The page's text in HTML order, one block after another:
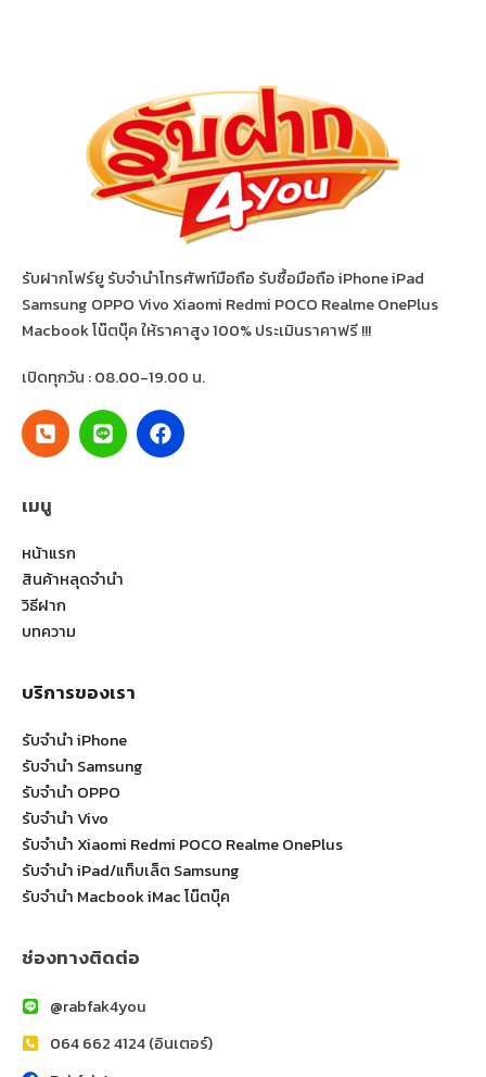
รับฝากโฟร์ยู รับจำนำโทรศัพท์มือถือ รับซื้อมือถือ iPhone iPad
Samsung OPPO Vivo Xiaomi Redmi POCO Realme OnePlus
Macbook โน๊ตบุ๊ค ให้ราคาสูง 100% ประเมินราคาฟรี !!!
เปิดทุกวัน : 08.00-19.00 น.
เมนู
หน้าแรก
สินค้าหลุดจำนำ
วิธีฝาก
บทความ
บริการของเรา
รับจำนำ iPhone
รับจำนำ Samsung
รับจำนำ OPPO
รับจำนำ Vivo
รับจำนำ Xiaomi Redmi POCO Realme OnePlus
รับจำนำ iPad/แท็บเล็ต Samsung
รับจำนำ Macbook iMac โน๊ตบุ๊ค
ช่องทางติดต่อ
@rabfak4you
064 662 4124 (อินเตอร์)